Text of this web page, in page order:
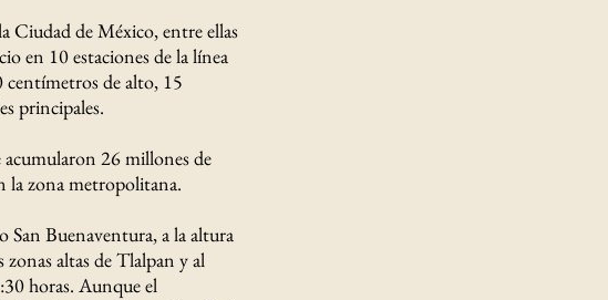
Ciudad de México, entre ellas
en 10 estaciones de la línea
centímetros de alto, 15
principales.
acumularon 26 millones de
la zona metropolitana.
San Buenaventura, a la altura
zonas altas de Tlalpan y al
horas. Aunque el